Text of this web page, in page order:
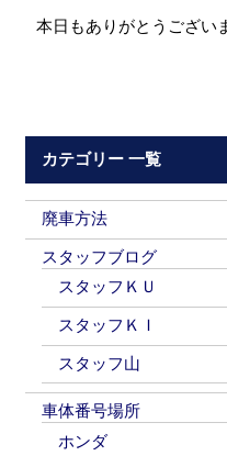
本日もありがとうござい
カテゴリー 一覧
廃車方法
スタッフブログ
スタッフＫＵ
スタッフＫＩ
スタッフ山
車体番号場所
ホンダ